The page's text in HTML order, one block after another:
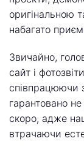
оригінальною
набагато
Звичайно,
сайт і
співпрацюючи
гарантовано
скоро, адже
втрачаючи